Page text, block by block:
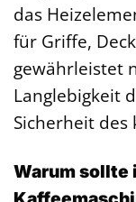
das
für Griffe,
gewährleistet
Langlebigkeit
Sicherheit des
Warum sollte